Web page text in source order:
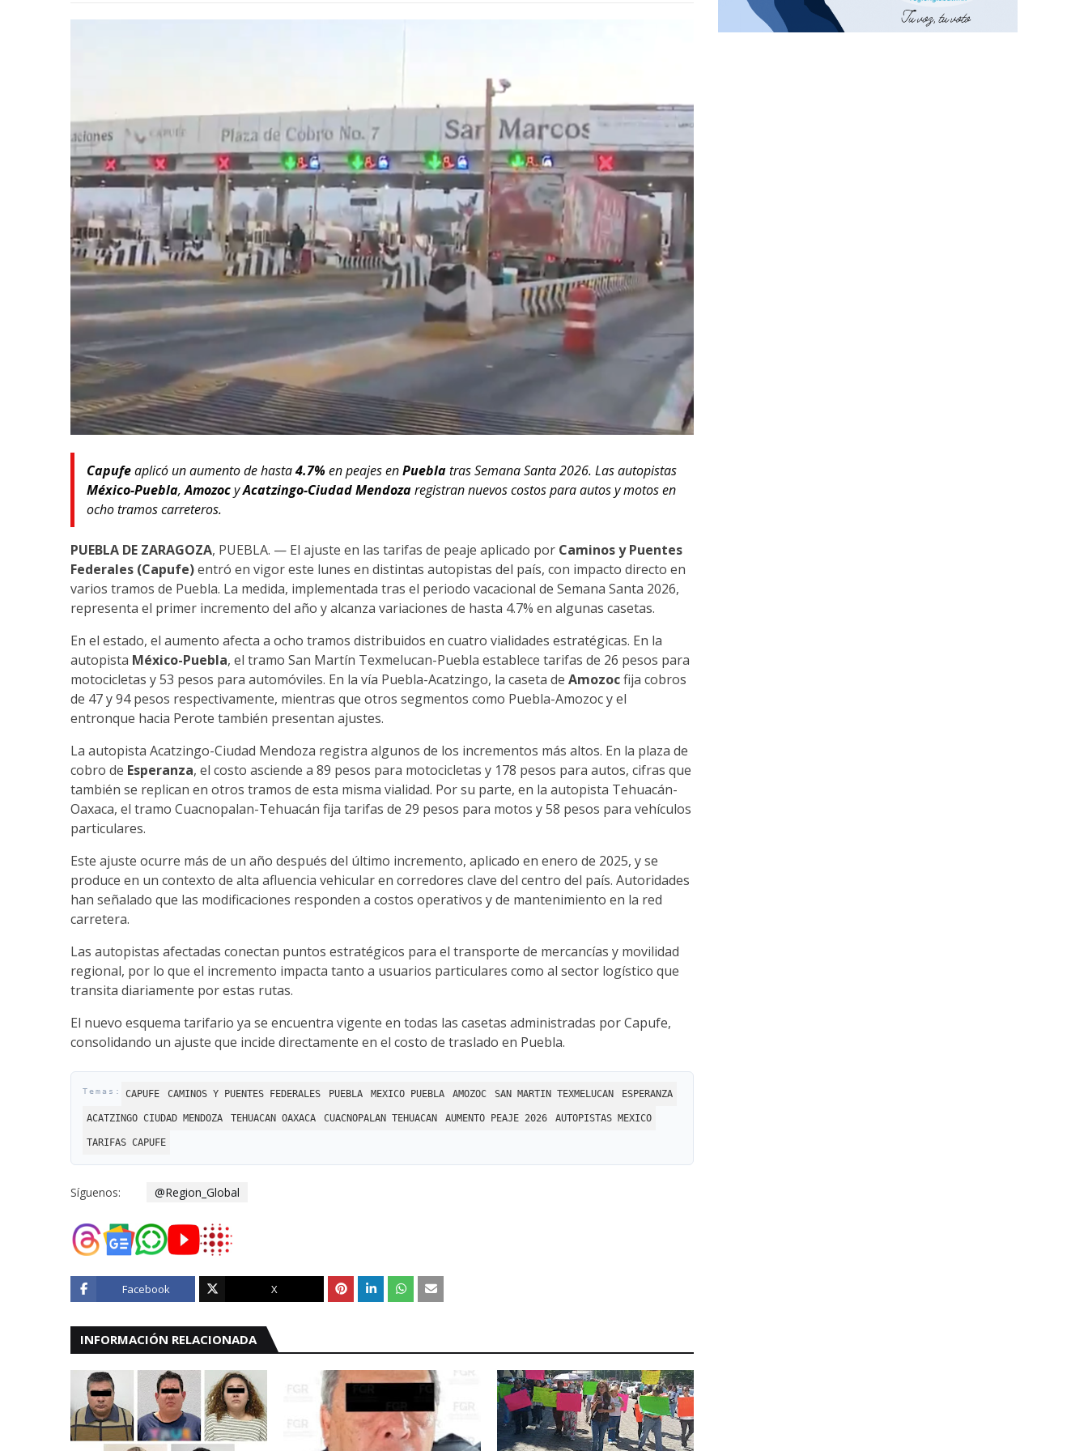
Capufeaplicó un aumento de hasta4.7%en peajes enPueblatras Semana Santa 2026. Las autopistas
México-Puebla,AmozocyAcatzingo-Ciudad Mendozaregistran nuevos costos para autos y motos en
ocho tramos carreteros.
PUEBLA DE ZARAGOZA, PUEBLA. — El ajuste en las tarifas de peaje aplicado por Caminos y Puentes
Federales (Capufe)entró en vigor este lunes en distintas autopistas del país, con impacto directo en
varios tramos de Puebla. La medida, implementada tras el periodo vacacional de Semana Santa 2026,
representa el primer incremento del año y alcanza variaciones de hasta 4.7% en algunas casetas.
En el estado, el aumento afecta a ocho tramos distribuidos en cuatro vialidades estratégicas. En la
autopista México-Puebla, el tramo San Martín Texmelucan-Puebla establece tarifas de 26 pesos para
motocicletas y 53 pesos para automóviles. En la vía Puebla-Acatzingo, la caseta de Amozocfija cobros
de 47 y 94 pesos respectivamente, mientras que otros segmentos como Puebla-Amozoc y el
entronque hacia Perote también presentan ajustes.
La autopista Acatzingo-Ciudad Mendoza registra algunos de los incrementos más altos. En la plaza de
cobro de Esperanza, el costo asciende a 89 pesos para motocicletas y 178 pesos para autos, cifras que
también se replican en otros tramos de esta misma vialidad. Por su parte, en la autopista Tehuacán-
Oaxaca, el tramo Cuacnopalan-Tehuacán fija tarifas de 29 pesos para motos y 58 pesos para vehículos
particulares.
Este ajuste ocurre más de un año después del último incremento, aplicado en enero de 2025, y se
produce en un contexto de alta afluencia vehicular en corredores clave del centro del país. Autoridades
han señalado que las modificaciones responden a costos operativos y de mantenimiento en la red
carretera.
Las autopistas afectadas conectan puntos estratégicos para el transporte de mercancías y movilidad
regional, por lo que el incremento impacta tanto a usuarios particulares como al sector logístico que
transita diariamente por estas rutas.
El nuevo esquema tarifario ya se encuentra vigente en todas las casetas administradas por Capufe,
consolidando un ajuste que incide directamente en el costo de traslado en Puebla.
CAPUFE CAMINOS Y PUENTES FEDERALES PUEBLA MEXICO PUEBLA AMOZOC SAN MARTIN TEXMELUCAN ESPERANZA
ACATZINGO CIUDAD MENDOZA TEHUACAN OAXACA CUACNOPALAN TEHUACAN AUMENTO PEAJE 2026 AUTOPISTAS MEXICO
TARIFAS CAPUFE
Síguenos: @Region_Global
Facebook X
INFORMACIÓN RELACIONADA